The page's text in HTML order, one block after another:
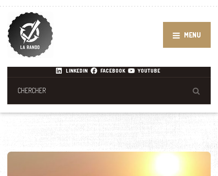
MENU
LINKEDIN FACEBOOK YOUTUBE